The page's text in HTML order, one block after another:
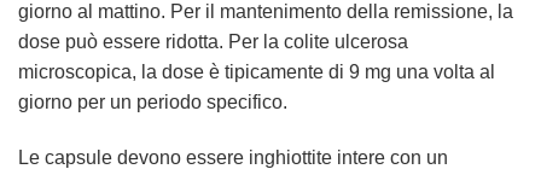
giorno al mattino. Per il mantenimento della remissione, la
dose può essere ridotta. Per la colite ulcerosa
microscopica, la dose è tipicamente di 9 mg una volta al
giorno per un periodo specifico.
Le capsule devono essere inghiottite intere con un